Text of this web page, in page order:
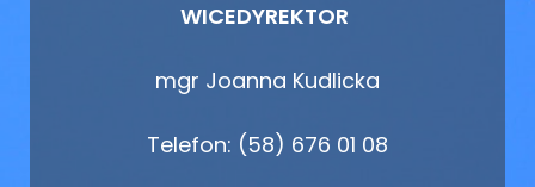
WICEDYREKTOR
mgr Joanna Kudlicka
Telefon: (58) 676 01 08